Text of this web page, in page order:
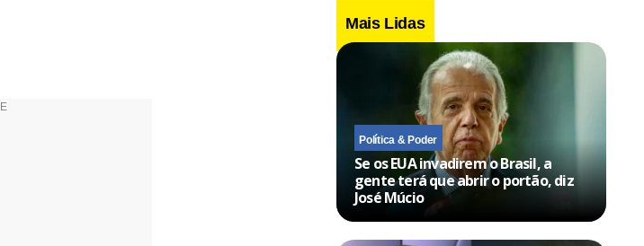
Mais Lidas
Política & Poder
Se os EUA invadirem o Brasil, a
gente terá que abrir o portão, diz
José Múcio